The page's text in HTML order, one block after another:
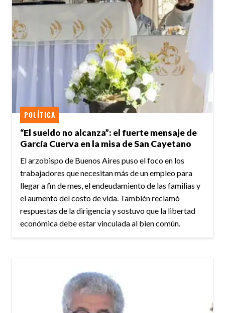
“El sueldo no alcanza”: el fuerte mensaje de
García Cuerva en la misa de San Cayetano
POLÍTICA
El arzobispo de Buenos Aires puso el foco en los
trabajadores que necesitan más de un empleo para
llegar a fin de mes, el endeudamiento de las familias y
el aumento del costo de vida. También reclamó
respuestas de la dirigencia y sostuvo que la libertad
económica debe estar vinculada al bien común.